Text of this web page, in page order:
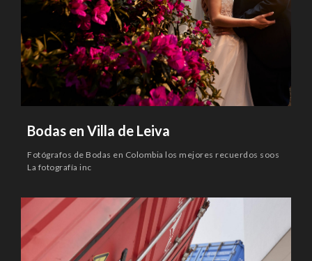
Bodas en Villa de Leiva
Fotógrafos de Bodas en Colombia los mejores recuerdos soos
La fotografía inc